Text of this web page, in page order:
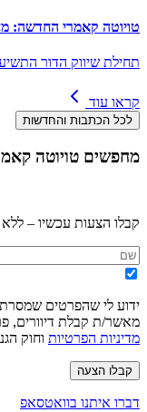
טויוטה קאמרי החדשה: מחיר החל
תחילת שיווק הדור
קראו עוד
לכל הכתבות והחדשות
מחפשים טויוטה
קבלו הצעות עכשיו –
ידוע לי שהפרטים שמסרתי
מאשר/ת קבלת דיוורים,
מדיניות הפרטיות וחוק
קבלו הצעה
דברו איתנו בוואטסאפ